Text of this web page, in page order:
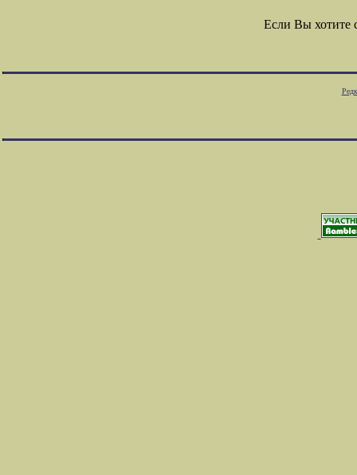
Если Вы хотите